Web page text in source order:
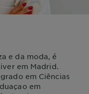
e da moda, é
em Madrid.
em Ciências
em